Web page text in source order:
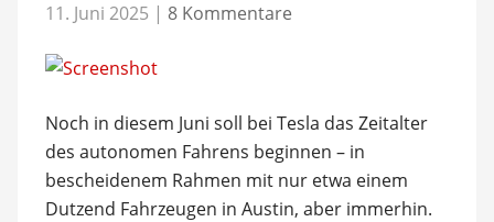
11. Juni 2025 | 8 Kommentare
Noch in diesem Juni soll bei Tesla das Zeitalter
des autonomen Fahrens beginnen – in
bescheidenem Rahmen mit nur etwa einem
Dutzend Fahrzeugen in Austin, aber immerhin.